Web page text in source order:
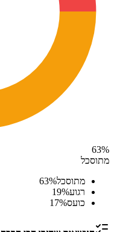
63%
מתוסכל
מתוסכל
63%
רגוע
19%
כועס
17%